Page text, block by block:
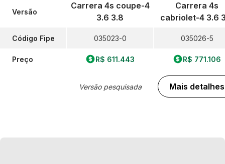
Versão
Código Fipe
Preço
Carrera 4s coupe-4
3.6 3.8
035023-0
R$ 611.443
Versão pesquisada
Carrera 4s
cabriolet-4 3.6
035026-5
R$ 771.106
Mais detalhes